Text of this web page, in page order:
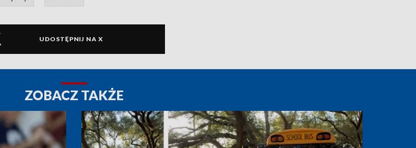
UDOSTĘPNIJ NA X
ZOBACZ TAKŻE